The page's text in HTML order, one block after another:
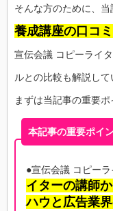
そんな方のために、当
養成講座の口コ
宣伝会議 コピーライ
ルとの比較も解説して
まずは当記事の重要ポ
本記事の重要ポイ
●宣伝会議 コピー
イターの講師
ハウと広告業